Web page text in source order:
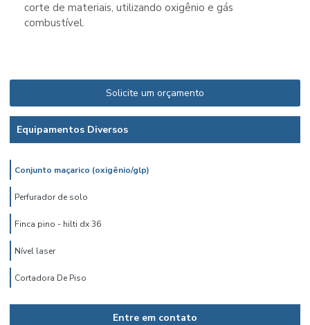
corte de materiais, utilizando oxigênio e gás
combustível.
Solicite um orçamento
Equipamentos Diversos
Conjunto maçarico (oxigênio/glp)
Perfurador de solo
Finca pino - hilti dx 36
Nível laser
Cortadora De Piso
Entre em contato